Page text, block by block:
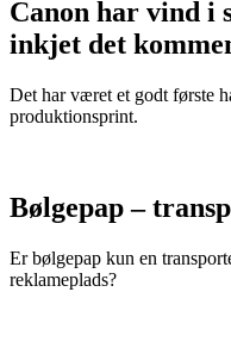
Canon har vind i
inkjet det
Det har været et godt første
produktionsprint.
Bølgepap –
Er bølgepap kun en
reklameplads?